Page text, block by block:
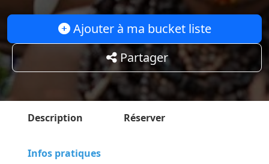
Ajouter à ma bucket liste
Partager
Description Réserver
Infos pratiques